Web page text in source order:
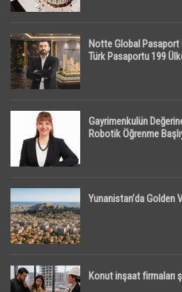
Notte Global Pasaport
Türk Pasaportu 199
Gayrimenkulün
Robotik Öğrenme
Yunanistan’da Golden
Konut inşaat firmaları